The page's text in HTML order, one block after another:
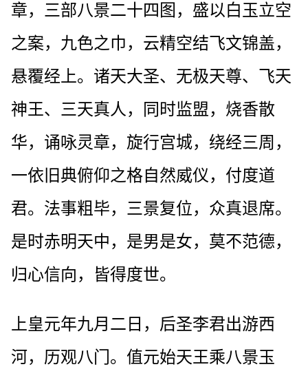
章，三部八景二十四图，盛以白玉立空
之案，九色之巾，云精空结飞文锦盖，
悬覆经上。诸天大圣、无极天尊、飞天
神王、三天真人，同时监盟，烧香散
华，诵咏灵章，旋行宫城，绕经三周，
一依旧典俯仰之格自然威仪，付度道
君。法事粗毕，三景复位，众真退席。
是时赤明天中，是男是女，莫不范德，
归心信向，皆得度世。
上皇元年九月二日，后圣李君出游西
河，历观八门。值元始天王乘八景玉